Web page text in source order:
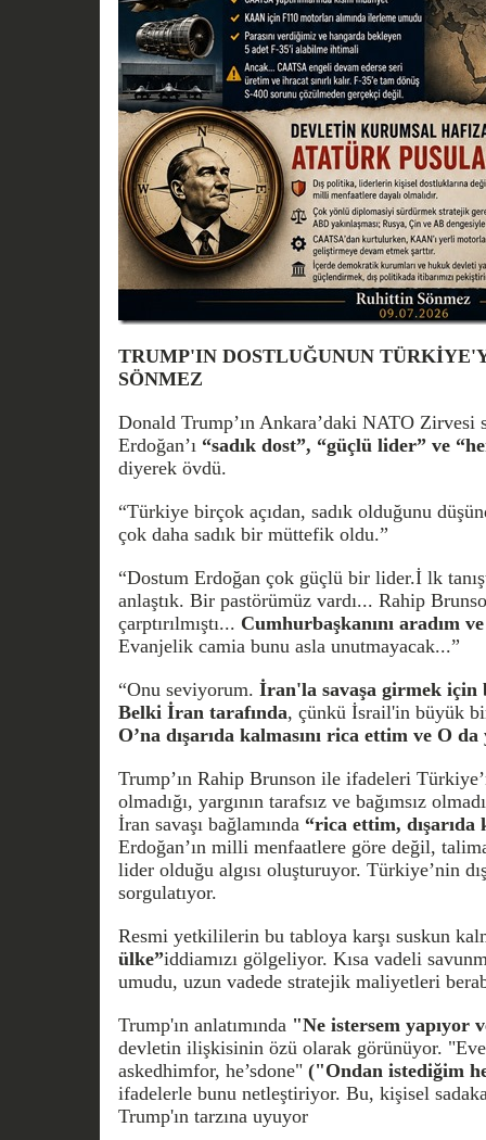
TRUMP'IN DOSTLUĞUNUN
SÖNMEZ
Donald Trump’ın Ankara’daki NATO Zirvesi
Erdoğan’ı “sadık dost”, “güçlü lider” ve
diyerek övdü.
“Türkiye birçok açıdan, sadık olduğunu
çok daha sadık bir müttefik oldu.”
“Dostum Erdoğan çok güçlü bir lider.İ lk
anlaştık. Bir pastörümüz vardı... Rahip
çarptırılmıştı... Cumhurbaşkanını aradım
Evanjelik camia bunu asla unutmayacak...”
“Onu seviyorum. İran'la savaşa girmek için
Belki İran tarafında, çünkü İsrail'in büyük
O’na dışarıda kalmasını rica ettim ve O da
Trump’ın Rahip Brunson ile ifadeleri
olmadığı, yargının tarafsız ve bağımsız
İran savaşı bağlamında “rica ettim, dışarıda
Erdoğan’ın milli menfaatlere göre değil,
lider olduğu algısı oluşturuyor. Türkiye’nin
sorgulatıyor.
Resmi yetkililerin bu tabloya karşı suskun
ülke”iddiamızı gölgeliyor. Kısa vadeli
umudu, uzun vadede stratejik maliyetleri
Trump'ın anlatımında "Ne istersem yapıyor
devletin ilişkisinin özü olarak görünüyor.
askedhimfor, he’sdone" ("Ondan istediğim
ifadelerle bunu netleştiriyor. Bu, kişisel
Trump'ın tarzına uyuyor